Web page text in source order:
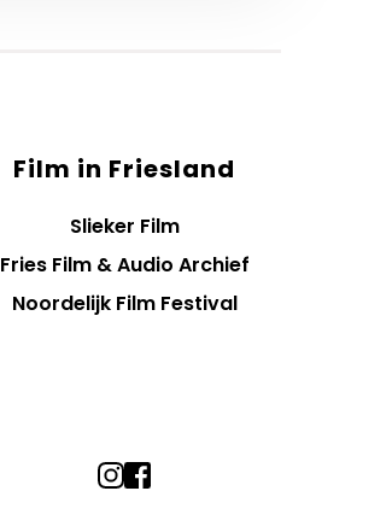
Film in Friesland
Slieker Film
Fries Film & Audio Archief
Noordelijk Film Festival